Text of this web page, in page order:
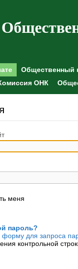
Общественный
ОНК
меня
пароль?
форму для запроса
контрольной